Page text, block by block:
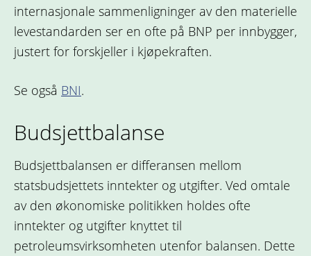
internasjonale sammenligninger av den materielle
levestandarden ser en ofte på BNP per innbygger,
justert for forskjeller i kjøpekraften.
Se også BNI.
Budsjettbalanse
Budsjettbalansen er differansen mellom
statsbudsjettets inntekter og utgifter. Ved omtale
av den økonomiske politikken holdes ofte
inntekter og utgifter knyttet til
petroleumsvirksomheten utenfor balansen. Dette